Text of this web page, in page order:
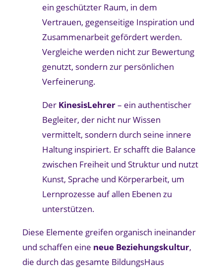
ein geschützter Raum, in dem
Vertrauen, gegenseitige Inspiration und
Zusammenarbeit gefördert werden.
Vergleiche werden nicht zur Bewertung
genutzt, sondern zur persönlichen
Verfeinerung.
Der KinesisLehrer– ein authentischer
Begleiter, der nicht nur Wissen
vermittelt, sondern durch seine innere
Haltung inspiriert. Er schafft die Balance
zwischen Freiheit und Struktur und nutzt
Kunst, Sprache und Körperarbeit, um
Lernprozesse auf allen Ebenen zu
unterstützen.
Diese Elemente greifen organisch ineinander
und schaffen eine neue Beziehungskultur,
die durch das gesamte BildungsHaus